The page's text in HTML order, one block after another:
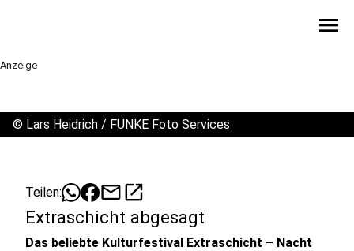
menu
Anzeige
© Lars Heidrich / FUNKE Foto Services
Teilen: mailopen_in_new
Extraschicht abgesagt
Das beliebte Kulturfestival Extraschicht – Nacht